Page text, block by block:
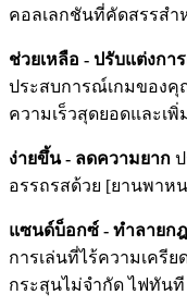
คอลเลกชันที่คัดสรรสำ
ช่วยเหลือ - ปรับแต่งก
ประสบการณ์เกมของ
ความเร็วสุดยอดและเพิ่
ง่ายขึ้น - ลดความยาก
อรรถรสด้วย [ยานพา
แซนด์บ็อกซ์ - ทำลายก
การเล่นที่ไร้ความเครี
กระสุนไม่จำกัด ไฟทัน